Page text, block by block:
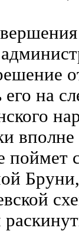
его на
поймет